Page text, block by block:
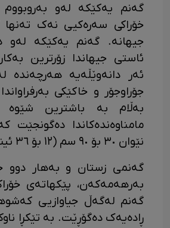
گەنم یەکێکە لەو بەروبووم
خۆراکی سەرەکیی نەک تەنها
جیهانە. گەنم یەکێکە لەو
ئاستی جیهاندا زۆرترین
ئەر دانەوێڵەیە هەرچەندە
جۆراوجۆر و خاکێکی
بەڵام بە باشترین شێوە
مامناوەندەکاندا دەگونجێت
نێوان ٣٠ بۆ ٩٠ سم (١٢ بۆ ٣٦ ئینج) بێت.
گەنمی زستان و بەهار دوو
بەرهەمەکەن، پێکهاتەی
گەنم لەگەڵ جیاوازیی